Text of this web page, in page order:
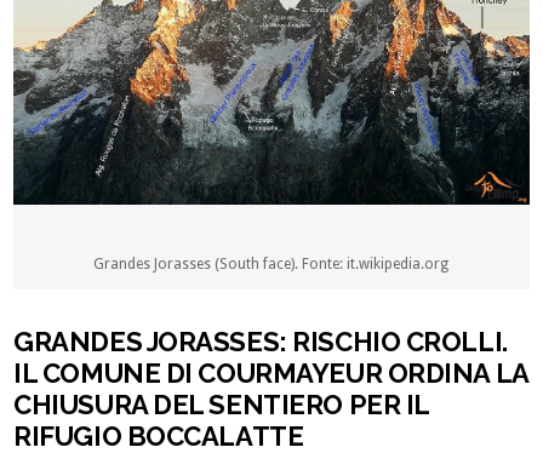
Grandes Jorasses (South face). Fonte: it.wikipedia.org
GRANDES JORASSES: RISCHIO CROLLI.
IL COMUNE DI COURMAYEUR ORDINA LA
CHIUSURA DEL SENTIERO PER IL
RIFUGIO BOCCALATTE